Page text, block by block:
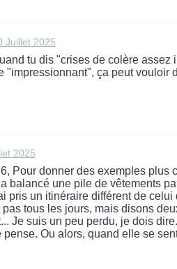
Juillet 2025
tu dis "crises de colère
"impressionnant", ça peut
2025
Pour donner des exemples
balancé une pile de vêtements
pris un itinéraire différent de
tous les jours, mais disons
Je suis un peu perdu, je dois
Ou alors, quand elle se